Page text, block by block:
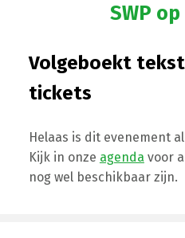
SWP
Volgeboekt
tickets
Helaas is dit evenement
Kijk in onze agenda voor
nog wel beschikbaar zijn.